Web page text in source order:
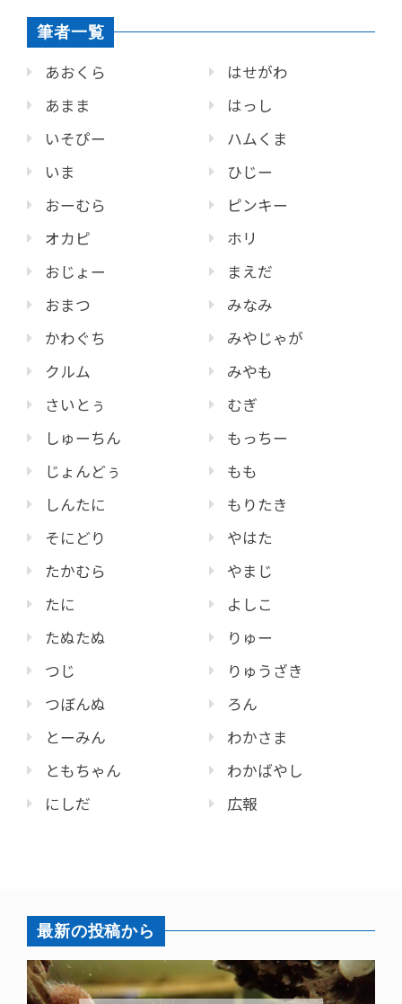
筆者一覧
あおくら
あまま
いそぴー
いま
おーむら
オカピ
おじょー
おまつ
かわぐち
クルム
さいとぅ
しゅーちん
じょんどぅ
しんたに
そにどり
たかむら
たに
たぬたぬ
つじ
つぼんぬ
とーみん
ともちゃん
にしだ
はせがわ
はっし
ハムくま
ひじー
ピンキー
ホリ
まえだ
みなみ
みやじゃが
みやも
むぎ
もっちー
もも
もりたき
やはた
やまじ
よしこ
りゅー
りゅうざき
ろん
わかさま
わかばやし
広報
最新の投稿から